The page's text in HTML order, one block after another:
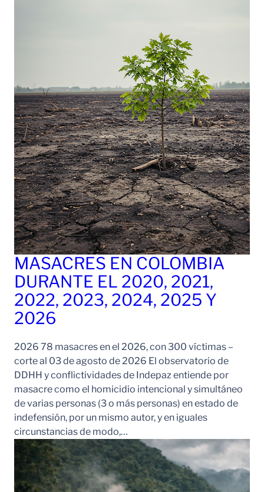
MASACRES EN COLOMBIA
DURANTE EL 2020, 2021,
2022, 2023, 2024, 2025 Y
2026
2026 78 masacres en el 2026, con 300 víctimas –
corte al 03 de agosto de 2026 El observatorio de
DDHH y conflictividades de Indepaz entiende por
masacre como el homicidio intencional y simultáneo
de varias personas (3 o más personas) en estado de
indefensión, por un mismo autor, y en iguales
circunstancias de modo,…